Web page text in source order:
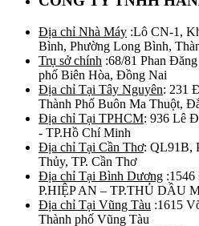
Địa chỉ Nhà Máy :Lô CN-1,
Bình, Phường Long Bình,
Trụ sở chính :68/81 Phan
phố Biên Hòa, Đồng Nai
Địa chỉ Tại Tây Nguyên: 231
Thành Phố Buôn Ma Thuột,
Địa chỉ Tại TPHCM: 936 Lê
- TP.Hồ Chí Minh
Địa chỉ Tại Cần Thơ: QL91B,
Thủy, TP. Cần Thơ
Địa chỉ Tại Bình Dương
P.HIỆP AN – TP.THỦ DẦU
Địa chỉ Tại Vũng Tàu :1615
Thành phố Vũng Tàu